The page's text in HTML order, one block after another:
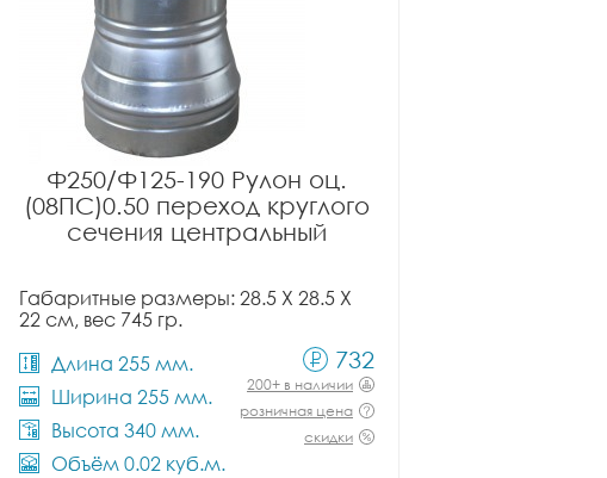
Ф250/Ф125-190 Рулон оц.
(08ПС)0.50 переход круглого
сечения центральный
Габаритные размеры: 28.5 X 28.5 X
22 см, вес 745 гр.
Длина 255 мм.
Ширина 255 мм.
Высота 340 мм.
Объём 0.02 куб.м.
732
200+ в наличии
розничная цена
скидки